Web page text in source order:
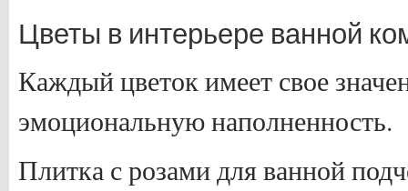
Цветы в интерьере ванной
Каждый цветок имеет свое
эмоциональную наполненность.
Плитка с розами для ванной